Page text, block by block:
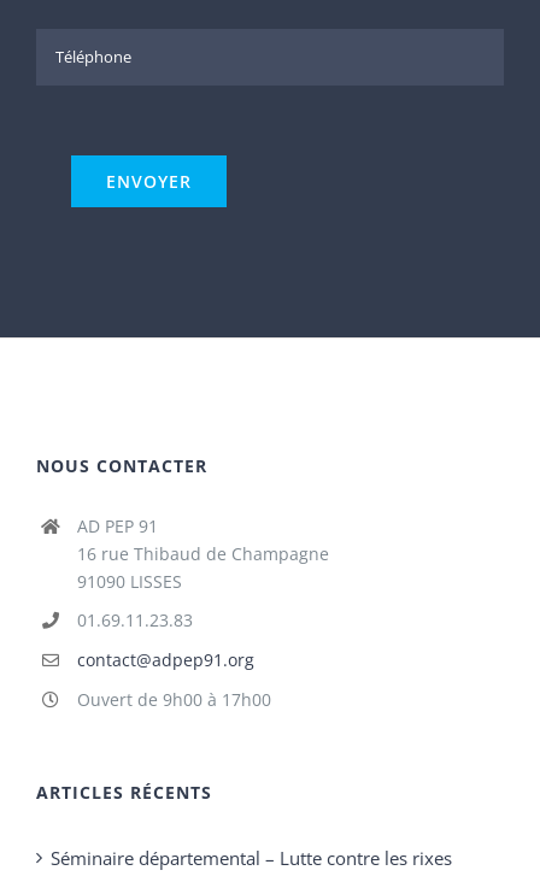
NOUS CONTACTER
AD PEP 91
16 rue Thibaud de Champagne
91090 LISSES
01.69.11.23.83
contact@adpep91.org
Ouvert de 9h00 à 17h00
ARTICLES RÉCENTS
Séminaire départemental – Lutte contre les rixes